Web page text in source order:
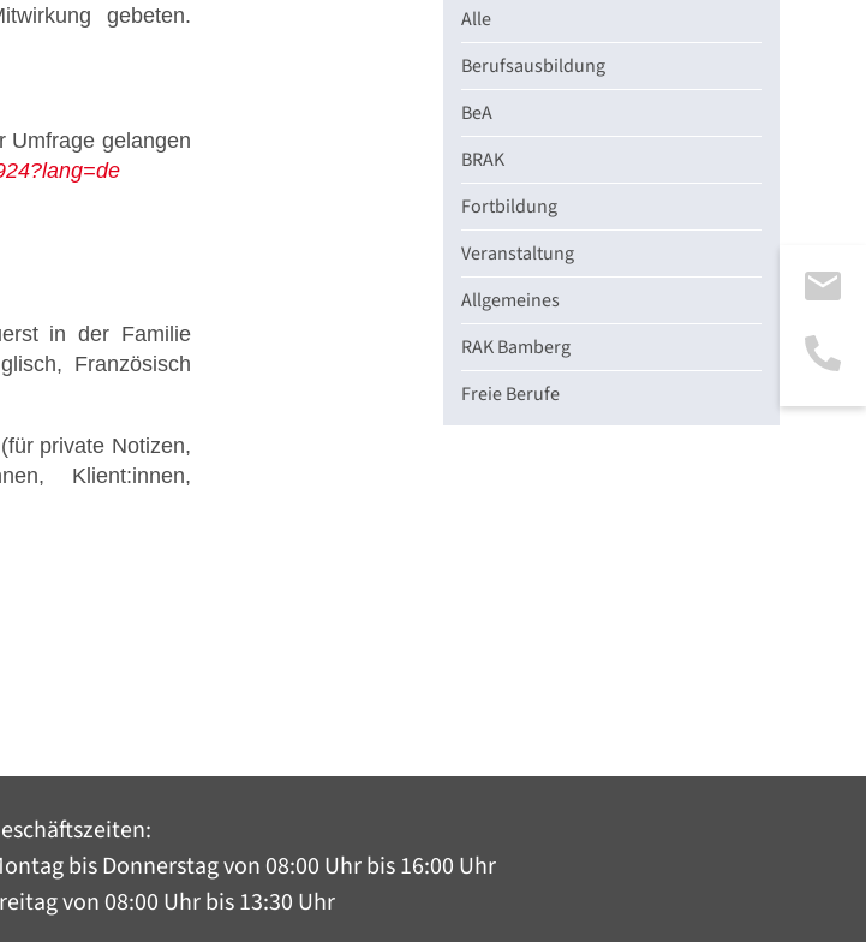
gebeten.
Umfrage gelangen
in der Familie
Französisch
private Notizen,
Klient:innen,
Alle
Berufsausbildung
BeA
BRAK
Fortbildung
Veranstaltung
Allgemeines
RAK Bamberg
Freie Berufe
bis Donnerstagvon 08:00 Uhr bis 16:00 Uhr
von 08:00 Uhr bis 13:30 Uhr